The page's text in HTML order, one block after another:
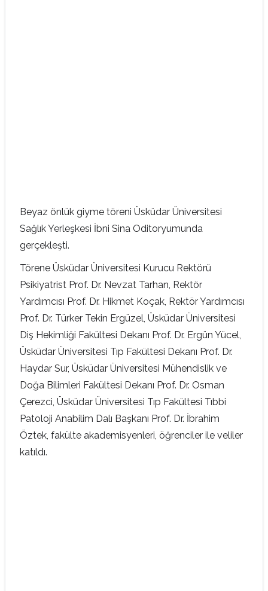
Beyaz önlük giyme töreni Üsküdar Üniversitesi
Sağlık Yerleşkesi İbni Sina Oditoryumunda
gerçekleşti.
Törene Üsküdar Üniversitesi Kurucu Rektörü
Psikiyatrist Prof. Dr. Nevzat Tarhan, Rektör
Yardımcısı Prof. Dr. Hikmet Koçak, Rektör Yardımcısı
Prof. Dr. Türker Tekin Ergüzel, Üsküdar Üniversitesi
Diş Hekimliği Fakültesi Dekanı Prof. Dr. Ergün Yücel,
Üsküdar Üniversitesi Tıp Fakültesi Dekanı Prof. Dr.
Haydar Sur, Üsküdar Üniversitesi Mühendislik ve
Doğa Bilimleri Fakültesi Dekanı Prof. Dr. Osman
Çerezci, Üsküdar Üniversitesi Tıp Fakültesi Tıbbi
Patoloji Anabilim Dalı Başkanı Prof. Dr. İbrahim
Öztek, fakülte akademisyenleri, öğrenciler ile veliler
katıldı.